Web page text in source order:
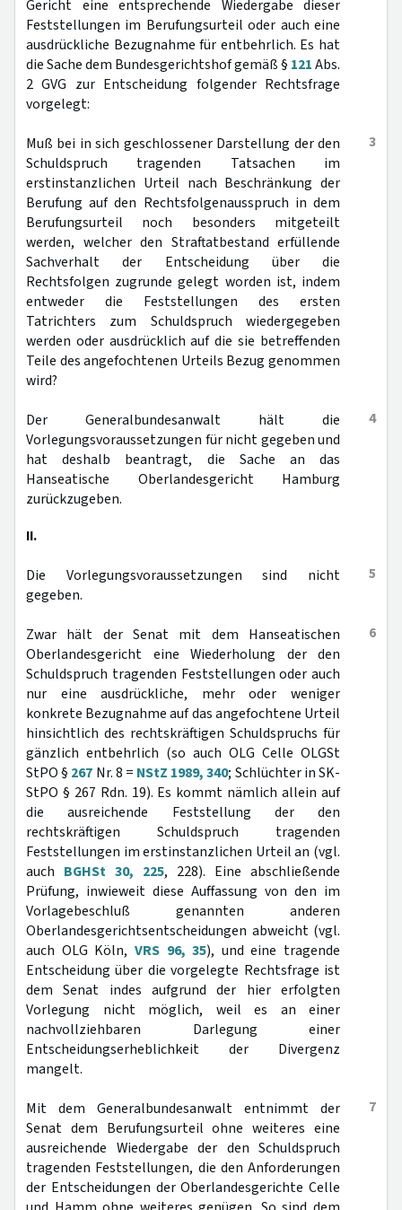
Gericht eine entsprechende Wiedergabe dieser
Feststellungen im Berufungsurteil oder auch eine
ausdrückliche Bezugnahme für entbehrlich. Es hat
die Sache dem Bundesgerichtshof gemäß § 121Abs.
2 GVG zur Entscheidung folgender Rechtsfrage
vorgelegt:
3
Muß bei in sich geschlossener Darstellung der den
Schuldspruch tragenden Tatsachen im
erstinstanzlichen Urteil nach Beschränkung der
Berufung auf den Rechtsfolgenausspruch in dem
Berufungsurteil noch besonders mitgeteilt
werden, welcher den Straftatbestand erfüllende
Sachverhalt der Entscheidung über die
Rechtsfolgen zugrunde gelegt worden ist, indem
entweder die Feststellungen des ersten
Tatrichters zum Schuldspruch wiedergegeben
werden oder ausdrücklich auf die sie betreffenden
Teile des angefochtenen Urteils Bezug genommen
wird?
4
Der Generalbundesanwalt hält die
Vorlegungsvoraussetzungen für nicht gegeben und
hat deshalb beantragt, die Sache an das
Hanseatische Oberlandesgericht Hamburg
zurückzugeben.
II.
5
Die Vorlegungsvoraussetzungen sind nicht
gegeben.
6
Zwar hält der Senat mit dem Hanseatischen
Oberlandesgericht eine Wiederholung der den
Schuldspruch tragenden Feststellungen oder auch
nur eine ausdrückliche, mehr oder weniger
konkrete Bezugnahme auf das angefochtene Urteil
hinsichtlich des rechtskräftigen Schuldspruchs für
gänzlich entbehrlich (so auch OLG Celle OLGSt
StPO § 267 Nr. 8 = NStZ 1989, 340; Schlüchter in SK-
StPO § 267 Rdn. 19). Es kommt nämlich allein auf
die ausreichende Feststellung der den
rechtskräftigen Schuldspruch tragenden
Feststellungen im erstinstanzlichen Urteil an (vgl.
auch BGHSt 30, 225, 228). Eine abschließende
Prüfung, inwieweit diese Auffassung von den im
Vorlagebeschluß genannten anderen
Oberlandesgerichtsentscheidungen abweicht (vgl.
auch OLG Köln, VRS 96, 35), und eine tragende
Entscheidung über die vorgelegte Rechtsfrage ist
dem Senat indes aufgrund der hier erfolgten
Vorlegung nicht möglich, weil es an einer
nachvollziehbaren Darlegung einer
Entscheidungserheblichkeit der Divergenz
mangelt.
7
Mit dem Generalbundesanwalt entnimmt der
Senat dem Berufungsurteil ohne weiteres eine
ausreichende Wiedergabe der den Schuldspruch
tragenden Feststellungen, die den Anforderungen
der Entscheidungen der Oberlandesgerichte Celle